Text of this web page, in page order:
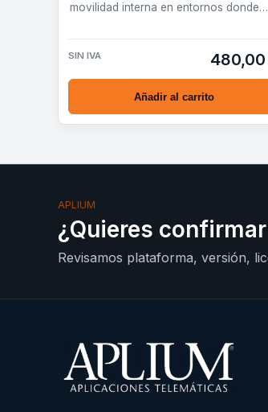
movilidad interna en entornos donde
prioritar…
SIN IVA
Añadir al carrito
APLIUM
¿Quieres
Revisamos plataforma, versión,